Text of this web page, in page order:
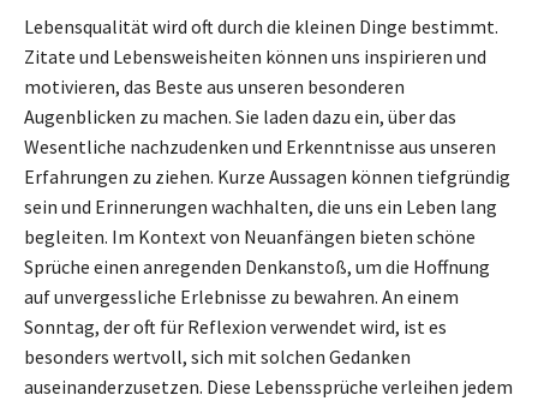
Lebensqualität wird oft durch die kleinen Dinge bestimmt.
Zitate und Lebensweisheiten können uns inspirieren und
motivieren, das Beste aus unseren besonderen
Augenblicken zu machen. Sie laden dazu ein, über das
Wesentliche nachzudenken und Erkenntnisse aus unseren
Erfahrungen zu ziehen. Kurze Aussagen können tiefgründig
sein und Erinnerungen wachhalten, die uns ein Leben lang
begleiten. Im Kontext von Neuanfängen bieten schöne
Sprüche einen anregenden Denkanstoß, um die Hoffnung
auf unvergessliche Erlebnisse zu bewahren. An einem
Sonntag, der oft für Reflexion verwendet wird, ist es
besonders wertvoll, sich mit solchen Gedanken
auseinanderzusetzen. Diese Lebenssprüche verleihen jedem